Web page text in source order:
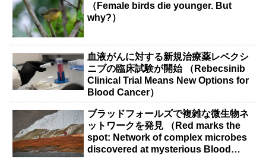
（Female birds die younger. But
why?）
血液がんに対する新規治療薬レベクシ
ニブの臨床試験が開始 （Rebecsinib
Clinical Trial Means New Options for
Blood Cancer）
ブラッドフォールズで複雑な微生物ネ
ットワークを発見 （Red marks the
spot: Network of complex microbes
discovered at mysterious Blood